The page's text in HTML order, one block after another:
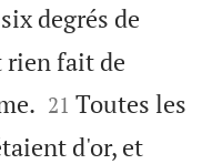
degrés de
rien fait de


21 Toutes les
d'or, et